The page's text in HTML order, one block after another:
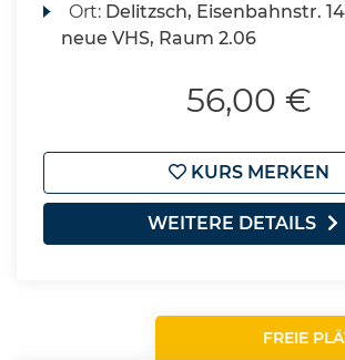
Ort: Delitzsch, Eisenbahnstr.
neue VHS, Raum 2.06
56,00 €
KURS MERKEN
WEITERE DETAILS
FREIE